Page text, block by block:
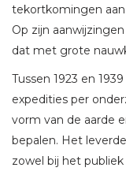
tekortkomingen
Op zijn
dat met grote
Tussen 1923 en
expedities per
vorm van de aarde
bepalen. Het
zowel bij het